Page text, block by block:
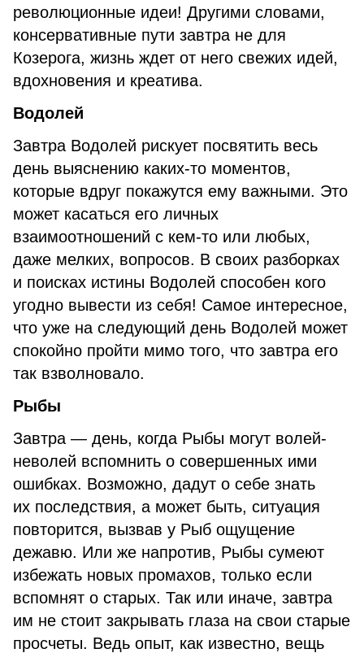
революционные идеи! Другими словами,
консервативные пути завтра не для
Козерога, жизнь ждет от него свежих идей,
вдохновения и креатива.
Водолей
Завтра Водолей рискует посвятить весь
день выяснению каких-то моментов,
которые вдруг покажутся ему важными. Это
может касаться его личных
взаимоотношений с кем-то или любых,
даже мелких, вопросов. В своих разборках
и поисках истины Водолей способен кого
угодно вывести из себя! Самое интересное,
что уже на следующий день Водолей может
спокойно пройти мимо того, что завтра его
так взволновало.
Рыбы
Завтра — день, когда Рыбы могут волей-
неволей вспомнить о совершенных ими
ошибках. Возможно, дадут о себе знать
их последствия, а может быть, ситуация
повторится, вызвав у Рыб ощущение
дежавю. Или же напротив, Рыбы сумеют
избежать новых промахов, только если
вспомнят о старых. Так или иначе, завтра
им не стоит закрывать глаза на свои старые
просчеты. Ведь опыт, как известно, вещь